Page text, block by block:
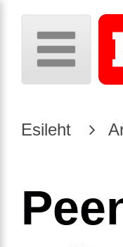
Esileht